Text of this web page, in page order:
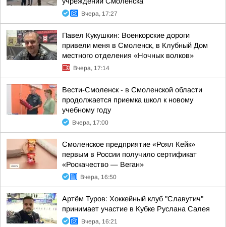
Вчера, 17:27
Павел Кукушкин: Военкорские дороги
привели меня в Смоленск, в Клубный Дом
местного отделения «Ночных волков»
Вчера, 17:14
Вести-Смоленск - в Смоленской области
продолжается приемка школ к новому
учебному году
Вчера, 17:00
Смоленское предприятие «Роял Кейк»
первым в России получило сертификат
«Роскачество — Веган»
Вчера, 16:50
Артём Туров: Хоккейный клуб "Славутич"
принимает участие в Кубке Руслана Салея
Вчера, 16:21